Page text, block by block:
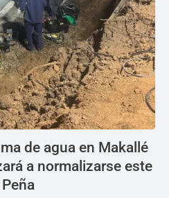
de agua en Makallé
a normalizarse este